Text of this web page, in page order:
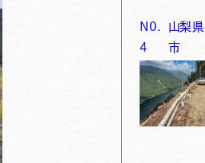
N0.
4
山梨県
市